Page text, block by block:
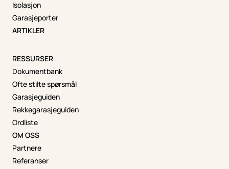
Isolasjon
Garasjeporter
ARTIKLER
RESSURSER
Dokumentbank
Ofte stilte spørsmål
Garasjeguiden
Rekkegarasjeguiden
Ordliste
OM OSS
Partnere
Referanser